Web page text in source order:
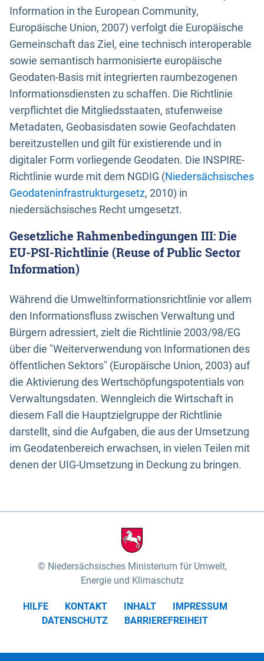
Information in the European Community,
Europäische Union, 2007) verfolgt die Europäische
Gemeinschaft das Ziel, eine technisch interoperable
sowie semantisch harmonisierte europäische
Geodaten-Basis mit integrierten raumbezogenen
Informationsdiensten zu schaffen. Die Richtlinie
verpflichtet die Mitgliedsstaaten, stufenweise
Metadaten, Geobasisdaten sowie Geofachdaten
bereitzustellen und gilt für existierende und in
digitaler Form vorliegende Geodaten. Die INSPIRE-
Richtlinie wurde mit dem NGDIG (Niedersächsisches
Geodateninfrastrukturgesetz, 2010) in
niedersächsisches Recht umgesetzt.
Gesetzliche Rahmenbedingungen III: Die
EU-PSI-Richtlinie (Reuse of Public Sector
Information)
Während die Umweltinformationsrichtlinie vor allem
den Informationsfluss zwischen Verwaltung und
Bürgern adressiert, zielt die Richtlinie 2003/98/EG
über die "Weiterverwendung von Informationen des
öffentlichen Sektors" (Europäische Union, 2003) auf
die Aktivierung des Wertschöpfungspotentials von
Verwaltungsdaten. Wenngleich die Wirtschaft in
diesem Fall die Hauptzielgruppe der Richtlinie
darstellt, sind die Aufgaben, die aus der Umsetzung
im Geodatenbereich erwachsen, in vielen Teilen mit
denen der UIG-Umsetzung in Deckung zu bringen.
Niedersächsisches Ministerium für Umwelt,
Energie und Klimaschutz
HILFE KONTAKT INHALT
IMPRESSUM
DATENSCHUTZ
BARRIEREFREIHEIT